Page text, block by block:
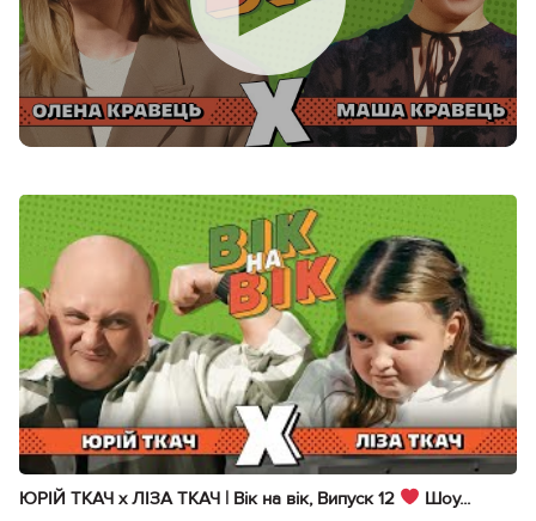
ЮРІЙ ТКАЧ х ЛІЗА ТКАЧ | Вік на вік, Випуск 12 Шоу...